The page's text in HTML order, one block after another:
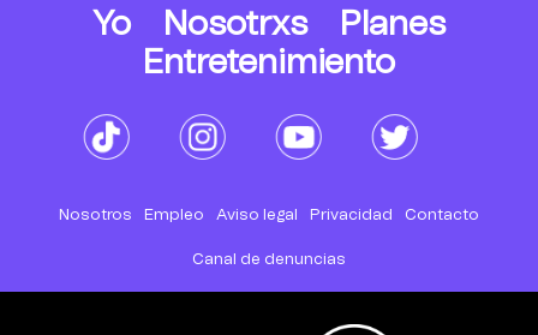
Yo Nosotrxs
Planes
Entretenimiento
Nosotros Empleo Aviso legal Privacidad Contacto
Canal de denuncias